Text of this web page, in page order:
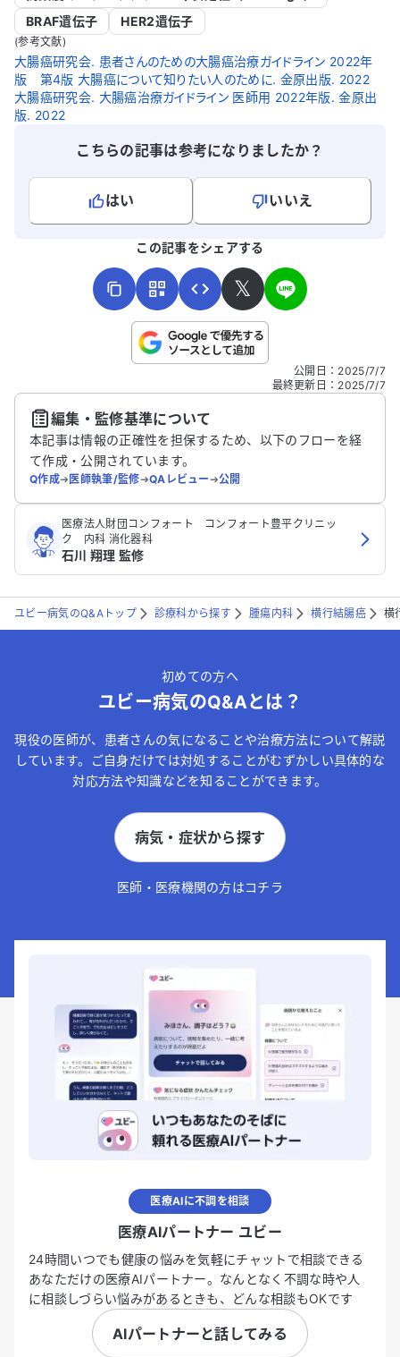
BRAF遺伝子
HER2遺伝子
(参考文献)
大腸癌研究会. 患者さんのための大腸癌治療ガイドライン 2022年
版 第4版 大腸癌について知りたい人のために. 金原出版. 2022
大腸癌研究会. 大腸癌治療ガイドライン 医師用 2022年版. 金原出
版. 2022
こちらの記事は参考になりましたか？
はい
いいえ
こちらは送信専用のフォームです。氏名やご自身の病気の詳細な
送信する
この記事をシェアする
𝕏
公開日 ： 2025/7/7
最終更新日 ： 2025/7/7
編集・監修基準について
本記事は情報の正確性を担保するため、以下のフローを経
て作成・公開されています。
Q作成➔医師執筆/監修➔QAレビュー➔公開
医療法人財団コンフォート コンフォート豊平クリニッ
ク 内科 消化器科
石川 翔理 監修
ユビー病気のQ&Aトップ 診療科から探す 腫瘍内科 横行結腸癌 横
初めての方へ
ユビー病気のQ&Aとは？
現役の医師が、患者さんの気になることや治療方法について解説
しています。ご自身だけでは対処することがむずかしい具体的な
対応方法や知識などを知ることができます。
病気・症状から探す
医師・医療機関の方はコチラ
医療AIに不調を相談
医療AIパートナー ユビー
24時間いつでも健康の悩みを気軽にチャットで相談できる
あなただけの医療AIパートナー。なんとなく不調な時や人
に相談しづらい悩みがあるときも、どんな相談もOKです
AIパートナーと話してみる